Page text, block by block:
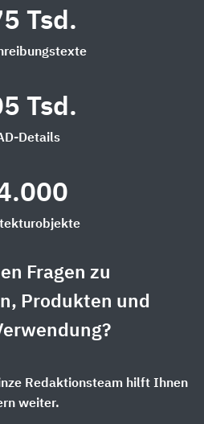
Tsd.
Tsd.
Details
Fragen zu
Produkten und
Redaktionsteam hilft Ihnen
weiter.